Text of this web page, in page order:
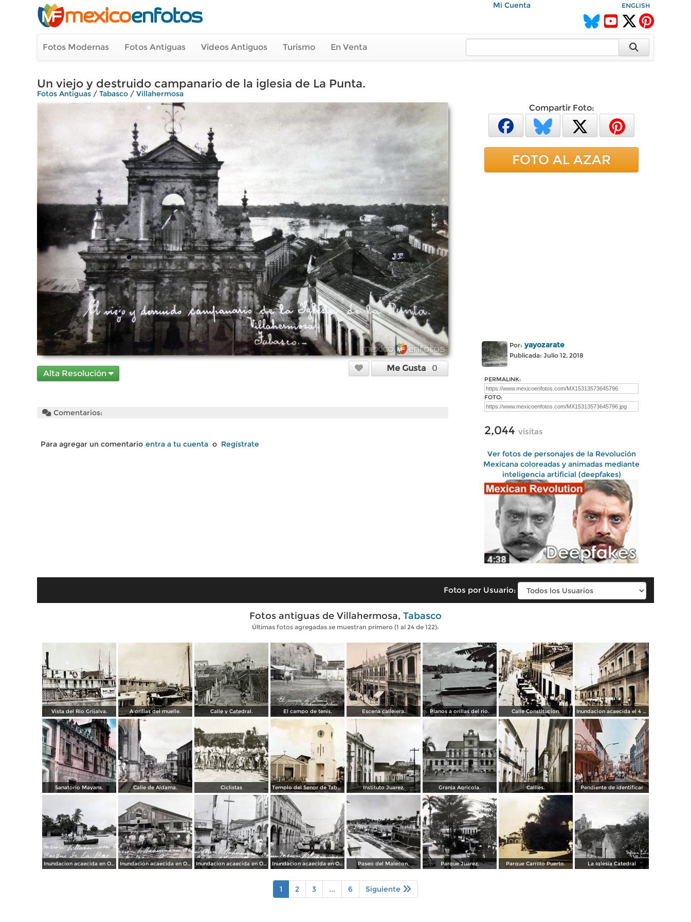
Mi Cuenta ENGLISH
Fotos Modernas Fotos Antiguas Videos Antiguos Turismo En Venta
Un viejo y destruido campanario de la iglesia de La Punta.
Fotos Antiguas / Tabasco / Villahermosa
Alta Resolución
Me Gusta 0
Comentarios:
Para agregar un comentario entra a tu cuenta o Regístrate
Compartir Foto:
FOTO AL AZAR
Por: yayozarate
Publicada: Julio 12, 2018
PERMALINK:
FOTO:
2,044 visitas
Ver fotos de personajes de la Revolución
Mexicana coloreadas y animadas mediante
inteligencia artificial (deepfakes)
Fotos por Usuario:
Fotos antiguas de Villahermosa, Tabasco
Últimas fotos agregadas se muestran primero (1 al 24 de 122):
Vista del Rio Grijalva. A orillas del muelle. Calle y Catedral. El campo de tenis. Escena callejera. Planos a orillas del rio. Calle Constitucion. Inundacion acaecida el 4 de Noviembre de 1930.
Sanatorio Mayans. Calle de Aldama. Ciclistas Templo del Senor de Tabasco. Instituto Juarez. Granja Agricola. Callles. Pendiente de identificar
Inundacion acaecida en Octubre de 1936 en el Parque de La Paz. Inundacion acaecida en Octubre de 1936 en el Mercado Pino Suarez. Inundacion acaecida en Octubre de 1936 en la Calle 24 de Febrero. Inundacion acaecida en Octubre de 1936 en la Calle Francisco I Madero. Paseo del Malecon. Parque Juarez. Parque Carrillo Puerto. La Iglesia Catedral
1 2 3 ... 6 Siguiente